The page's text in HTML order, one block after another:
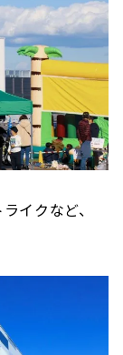
イクなど、